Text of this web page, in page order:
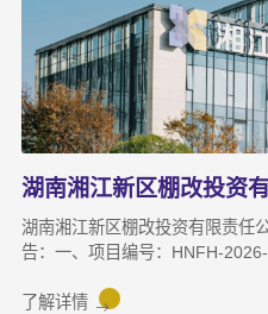
湖南湘江新区棚改投资有限责任
告：一、项目编号：HNFH-
（成交）信息：供应商名称：湖
了解详情